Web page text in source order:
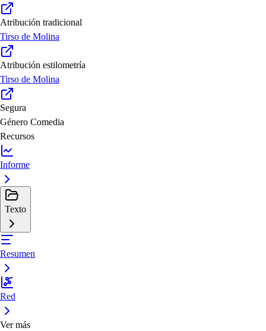
Atribución tradicional
Tirso de Molina
Atribución estilometría
Tirso de Molina
Segura
Género Comedia
Recursos
Informe
Texto
Resumen
Red
Ver más